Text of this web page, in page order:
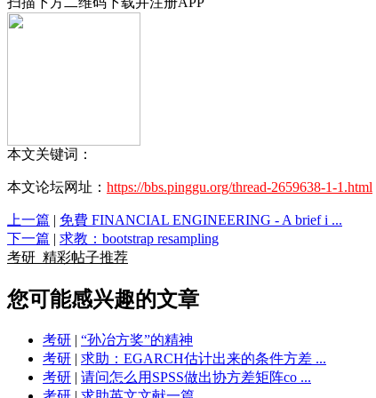
本文关键词：
本文论坛网址： https://bbs.pinggu.org/thread-2659638-1-1.html
上一篇 | 免費 FINANCIAL ENGINEERING - A brief i ...
下一篇 | 求教：bootstrap resampling
考研 精彩帖子推荐
您可能感兴趣的文章
考研 | “孙冶方奖”的精神
考研 | 求助：EGARCH估计出来的条件方差 ...
考研 | 请问怎么用SPSS做出协方差矩阵co ...